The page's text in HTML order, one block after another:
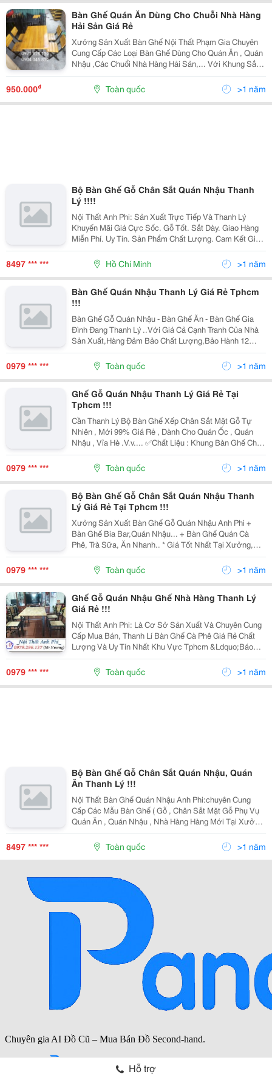
Bàn Ghế Quán Ăn Dùng Cho Chuỗi Nhà Hàng
Hải Sản Giá Rẻ
Xưởng Sản Xuất Bàn Ghế Nội Thất Phạm Gia Chuyên
Cung Cấp Các Loại Bàn Ghế Dùng Cho Quán Ăn , Quán
Nhậu ,Các Chuổi Nhà Hàng Hải Sản,... Với Khung Sắt
Dày Trên 1Li Được Hấp Sơn Tĩnh Điện ,Mặt Ghế Làm
Từ Gỗ Thông Dày 2 Phân, Sơn Màu Theo Yêu Cầu S
950.000₫ Toàn quốc >1 năm
Bộ Bàn Ghế Gỗ Chân Sắt Quán Nhậu Thanh
Lý !!!!
Nội Thất Anh Phi: Sản Xuất Trực Tiếp Và Thanh Lý
Khuyến Mãi Giá Cực Sốc. Gỗ Tốt. Sắt Dày. Giao Hàng
Miễn Phí. Uy Tín. Sản Phẩm Chất Lượng. Cam Kết Giá
Rẻ Nhất . Thiết Kế Mẫu Mã Tinh Tế. Bảo Hành Sản
Phẩm 1 Năm. Tiện Nghi Và Hiện Đại. Xưởng...
8497 *** *** Hồ Chí Minh >1 năm
Bàn Ghế Quán Nhậu Thanh Lý Giá Rẻ Tphcm
!!!
Bàn Ghế Gỗ Quán Nhậu - Bàn Ghế Ăn - Bàn Ghế Gia
Đình Đang Thanh Lý ..Với Giá Cả Cạnh Tranh Của Nhà
Sản Xuất,Hàng Đảm Bảo Chất Lượng,Bảo Hành 12
Tháng, Uy Tín Và Chất Lượng Đặc Biệt : - Giảm Giá Khi
Đặt Số Lượng Lớn Trên 50 Bộ Lh: 0979.296.137:...
0979 *** *** Toàn quốc >1 năm
Ghế Gỗ Quán Nhậu Thanh Lý Giá Rẻ Tại
Tphcm !!!
Cần Thanh Lý Bộ Bàn Ghế Xếp Chân Sắt Mặt Gỗ Tự
Nhiên , Mới 99% Giá Rẻ , Dành Cho Quán Ốc , Quán
Nhậu , Vỉa Hè .V.v.... ✅Chất Liệu : Khung Bàn Ghế Chân
Sắt Sơn Tĩnh Điện Chắc Chắn Và Chống Rỉ Sét , Mặt
Bàn Ghế Được Làm Từ Gỗ Tự Nhiên 100% .
✅Nguyên...
0979 *** *** Toàn quốc >1 năm
Bộ Bàn Ghế Gỗ Chân Sắt Quán Nhậu Thanh
Lý Giá Rẻ Tại Tphcm !!!
Xưởng Sản Xuất Bàn Ghế Gỗ Quán Nhậu Anh Phi +
Bàn Ghế Bia Bar,Quán Nhậu... + Bàn Ghế Quán Cà
Phê, Trà Sữa, Ăn Nhanh.. * Giá Tốt Nhất Tại Xưởng,
Tiết Kiệm Chi Phí Cho Chủ Đầu Tư. * Đảm Bảo Chất
Lượng, Bảo Hành 12 Tháng Cho Sản Phẩm. * Chuyên
Nhận Đặt...
0979 *** *** Toàn quốc >1 năm
Ghế Gỗ Quán Nhậu Ghế Nhà Hàng Thanh Lý
Giá Rẻ !!!
Nội Thất Anh Phi: Là Cơ Sở Sản Xuất Và Chuyên Cung
Cấp Mua Bán, Thanh Lí Bàn Ghế Cà Phê Giá Rẻ Chất
Lượng Và Uy Tín Nhất Khu Vực Tphcm &Ldquo;Báo
Giá Ưu Đãi Cho Khách Hàng Gọi Trực Tiếp&Rdquo;
0979.296.137 - Chuyên Cung Cấp Bàn Ghế Cà Phê...
0979 *** *** Toàn quốc >1 năm
Bộ Bàn Ghế Gỗ Chân Sắt Quán Nhậu, Quán
Ăn Thanh Lý !!!
Nội Thất Bàn Ghế Quán Nhậu Anh Phi:chuyên Cung
Cấp Các Mẫu Bàn Ghế ( Gỗ , Chân Sắt Mặt Gỗ Phụ Vụ
Quán Ăn , Quán Nhậu , Nhà Hàng Hàng Mới Tại Xưởng
- Cam Kết Giá Tốt Tại Cơ Sở ( Không Qua Trung Gian
Cửa Hàng , Đại Lý ,...) - Bảo Hành Sản Phẩm Dài Hạn...
8497 *** *** Toàn quốc >1 năm
Hỗ trợ